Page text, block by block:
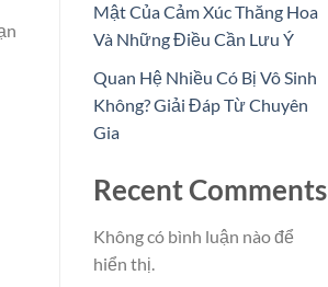
Mật Của Cảm Xúc Thăng Hoa
Và Những Điều Cần Lưu Ý
Quan Hệ Nhiều Có Bị Vô Sinh
Không? Giải Đáp Từ Chuyên
Gia
Recent Comments
Không có bình luận nào để
hiển thị.